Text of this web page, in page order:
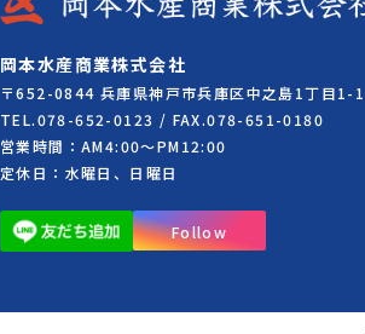
岡本水産商業株式会社
〒652-0844 兵庫県神戸市兵庫区中之島1丁目1-1
TEL.078-652-0123 / FAX.078-651-0180
営業時間：AM4:00～PM12:00
定休日：水曜日、日曜日
Follow